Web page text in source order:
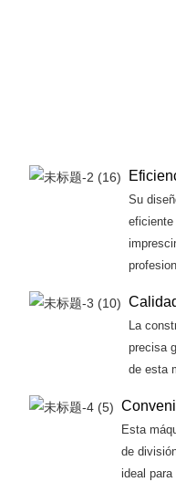
Su
eficiente
La
precisa
de esta
Esta
de
ideal